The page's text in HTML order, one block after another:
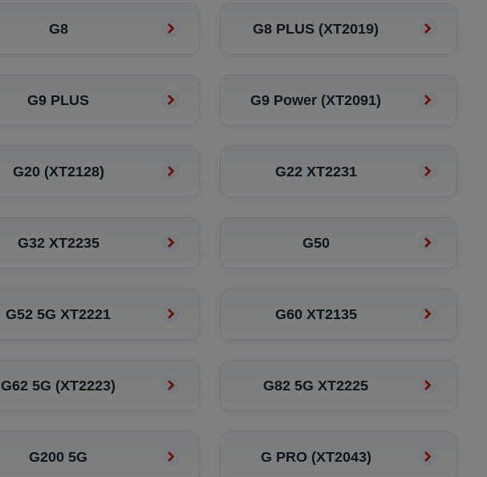
G8 G8 PLUS (XT2019)
G9 PLUS G9 Power (XT2091)
G20 (XT2128) G22 XT2231
G32 XT2235 G50
G52 5G XT2221 G60 XT2135
G62 5G (XT2223) G82 5G XT2225
G200 5G G PRO (XT2043)